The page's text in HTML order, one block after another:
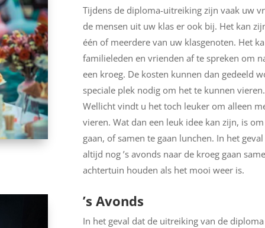
Tijdens de diploma-uitreiking zijn vaak uw
de mensen uit uw klas er ook bij. Het kan
één of meerdere van uw klasgenoten. Het
familieleden en vrienden af te spreken om
een kroeg. De kosten kunnen dan gedeeld
speciale plek nodig om het te kunnen vieren.
Wellicht vindt u het toch leuker om alleen
vieren. Wat dan een leuk idee kan zijn, is
gaan, of samen te gaan lunchen. In het
altijd nog ’s avonds naar de kroeg gaan
achtertuin houden als het mooi weer is.
’s Avonds
In het geval dat de uitreiking van de